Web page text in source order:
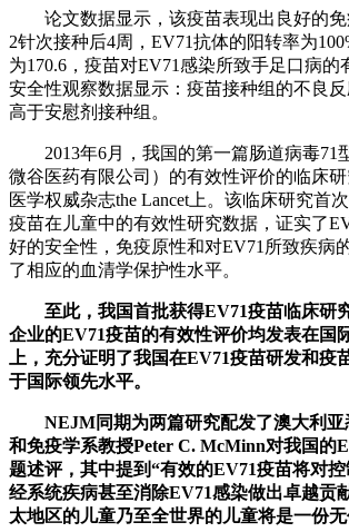
论文数据显示，该疫苗表现出良好的免
2针次接种后4周，EV71抗体的阳转率为
为170.6，疫苗对EV71感染所致手足口病的
安全性观察数据显示：疫苗接种组的不良
高于安慰剂接种组。
2013年6月，我国的第一篇肠道病毒71
微谷医药有限公司）的有效性评价的临床
医学权威杂志the Lancet上。该临床研究首
疫苗在儿童中的有效性研究数据，证实了
好的安全性，免疫原性和对EV71所致疾病
了相应的血清学保护性水平。
至此，我国首批获得EV71疫苗临床研
企业的EV71疫苗的有效性评价均发表在国
上，充分证明了我国在EV71疫苗研发和疫
于国际领先水平。
NEJM同期为两篇研究配发了澳大利
和免疫学系教授Peter C. McMinn对我国的
题述评，其中提到“有效的EV71疫苗将对
经系统疾病甚至消除EV71感染做出卓越贡
太地区的儿童乃至全世界的儿童将是一份无